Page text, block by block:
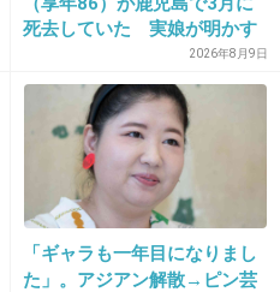
ットよりこれくらいの
+190 -19
+131 -20
死去していた 実娘が明かす
「毒母」の素顔と空白の晩年
2026年8月9日
「ギャラも一年目になりまし
た」。アジアン解散→ピン芸